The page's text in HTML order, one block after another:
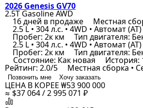
2026 Genesis GV70
2.5T Gasoline AWD
16 дней в продаже Местная
2.5 L • 304 л.с. • 4WD • Автомат
Пробег: 2к км Тип двигателя:
2.5 L • 304 л.с. • 4WD • Автомат
Пробег: 2к км Тип двигателя:
Состояние: Как новая История:
Рейтинг: 2.0/5 Местная сборка •
Позвонить мне
Хочу заказать
ЦЕНА В КОРЕЕ ₩53 900 000
≈ $37 064 / 2 995 071 ₽